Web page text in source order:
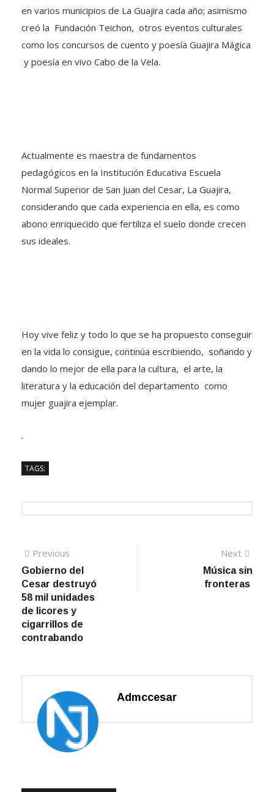
en varios municipios de La Guajira cada año; asimismo
creó la Fundación Teichon, otros eventos culturales
como los concursos de cuento y poesía Guajira Mágica
y poesía en vivo Cabo de la Vela.
Actualmente es maestra de fundamentos
pedagógicos en la Institución Educativa Escuela
Normal Superior de San Juan del Cesar, La Guajira,
considerando que cada experiencia en ella, es como
abono enriquecido que fertiliza el suelo donde crecen
sus ideales.
Hoy vive feliz y todo lo que se ha propuesto conseguir
en la vida lo consigue, continúa escribiendo, soñando y
dando lo mejor de ella para la cultura, el arte, la
literatura y la educación del departamento como
mujer guajira ejemplar.
.
TAGS:
Navegación de entradas
Previous
Gobierno del
Cesar destruyó
58 mil unidades
de licores y
cigarrillos de
contrabando
Next
Música sin
fronteras
Admccesar